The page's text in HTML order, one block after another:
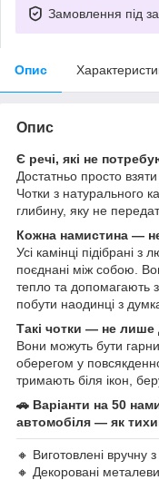
Замовлення під
Опис
Опис
Є речі, які не
Достатньо просто
Чотки з натурального
глибину, яку не
Кожна намистина —
Усі камінці підібрані
поєднані між собою.
тепло та допомагають
побути наодинці з
Такі чотки — не
Вони можуть бути
оберегом у
тримають біля ікон,
🚗 Варіанти на 50
автомобіля — як
🔸 Виготовлені вручну
🔸 Декоровані